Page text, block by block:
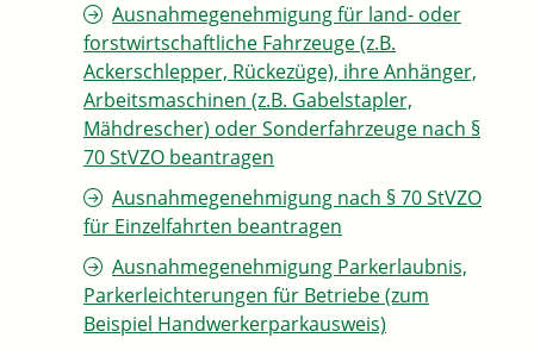
Ausnahmegenehmigung für land- oder
forstwirtschaftliche Fahrzeuge (z.B.
Ackerschlepper, Rückezüge), ihre Anhänger,
Arbeitsmaschinen (z.B. Gabelstapler,
Mähdrescher) oder Sonderfahrzeuge nach §
70 StVZO beantragen
Ausnahmegenehmigung nach § 70 StVZO
für Einzelfahrten beantragen
Ausnahmegenehmigung Parkerlaubnis,
Parkerleichterungen für Betriebe (zum
Beispiel Handwerkerparkausweis)